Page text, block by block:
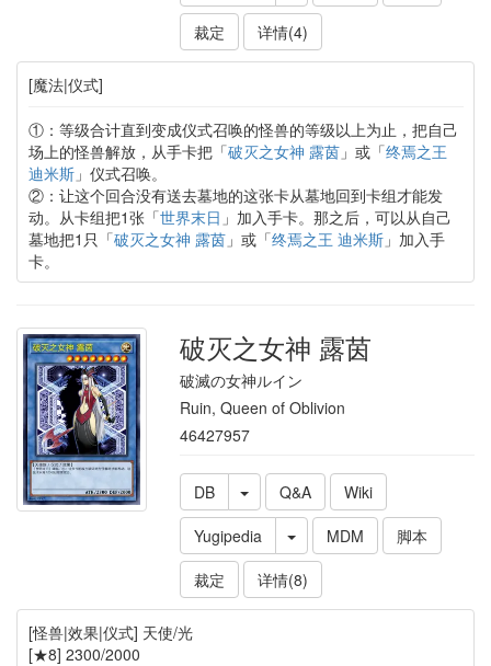
裁定
详情(4)
[魔法|仪式]
①：等级合计直到变成仪式召唤的怪兽的等级以上为止，把自己
场上的怪兽解放，从手卡把「破灭之女神 露茵」或「终焉之王
迪米斯」仪式召唤。
②：让这个回合没有送去墓地的这张卡从墓地回到卡组才能发
动。从卡组把1张「世界末日 」加入手卡。那之后，可以从自己
墓地把1只「破灭之女神 露茵」或「终焉之王 迪米斯」加入手
卡。
破灭之女神 露茵
破滅の女神ルイン
Ruin, Queen of Oblivion
46427957
DB Q&A
Wiki
Yugipedia
MDM
脚本
裁定
详情(8)
[怪兽|效果|仪式] 天使/光
[★8] 2300/2000